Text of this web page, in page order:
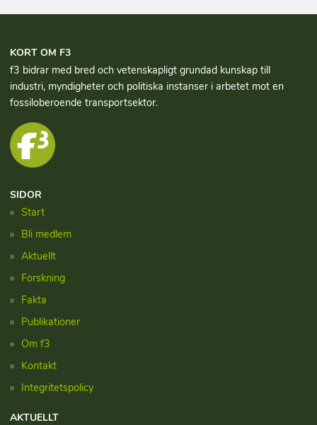
KORT OM F3
f3 bidrar med bred och vetenskapligt grundad kun­skap till
industri, myndigheter och politiska instanser i arbetet mot en
fossiloberoende transportsektor.
SIDOR
Start
Bli medlem
Aktuellt
Forskning
Fakta
Publikationer
Om f3
Kontakt
Integritetspolicy
AKTUELLT